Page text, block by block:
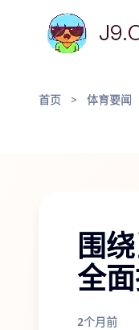
首页 > 体育要闻
围
全
2个月前